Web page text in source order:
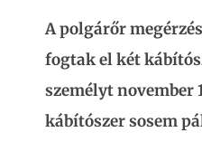
A polgárőr
fogtak el két
személyt november
kábítószer sosem